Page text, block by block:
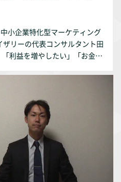
小企業特化型マーケティング
リーの代表コンサルタント田
利益を増やしたい」「お金を
とも事実です。 そこで、決算
改善に結びつける」というゴ
紹介させて頂こうと考えてお
を「読まず」に「捉える」と
礎の基礎編最終章」となる
化」です。